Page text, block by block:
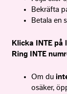
Bekräfta
Betala en
Klicka INTE på
Ring INTE
Om du
osäker,